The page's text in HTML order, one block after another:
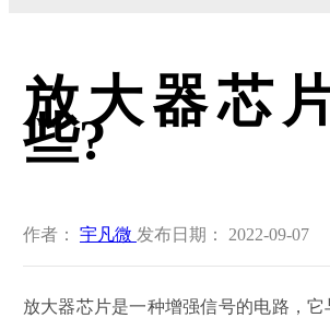
放大器芯
些?
作者： 宇凡微 发布日期： 2022-09-07
放大器芯片是一种增强信号的电路，